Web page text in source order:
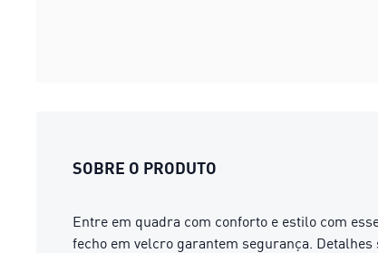
SOBRE O PRODUTO
Entre em quadra com conforto e estilo com
fecho em velcro garantem segurança.